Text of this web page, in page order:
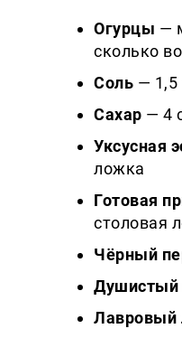
Огурцы —
сколько
Соль — 1,5
Сахар — 4
Уксусная
ложка
Готовая
столовая
Чёрный
Душистый
Лавровый